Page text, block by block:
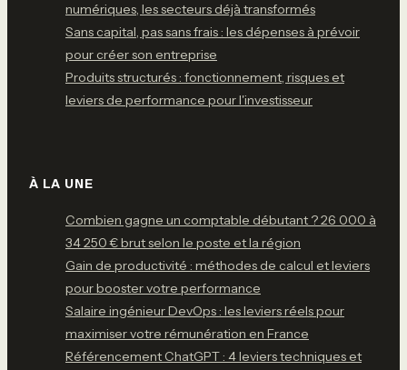
numériques, les secteurs déjà transformés
Sans capital, pas sans frais : les dépenses à prévoir
pour créer son entreprise
Produits structurés : fonctionnement, risques et
leviers de performance pour l'investisseur
À LA UNE
Combien gagne un comptable débutant ? 26 000 à
34 250 € brut selon le poste et la région
Gain de productivité : méthodes de calcul et leviers
pour booster votre performance
Salaire ingénieur DevOps : les leviers réels pour
maximiser votre rémunération en France
Référencement ChatGPT : 4 leviers techniques et